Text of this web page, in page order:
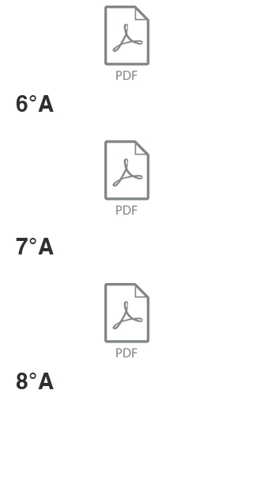
6°A
7°A
8°A